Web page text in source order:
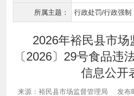
所属主题： 行政处罚/行政强制
2026年裕民县市场
〔2026〕29号食品违
信息公开
来源：裕民县市场监督管理局
发布